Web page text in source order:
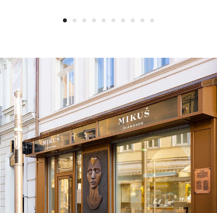
1 2 3 4 5 6 7 8 9 10